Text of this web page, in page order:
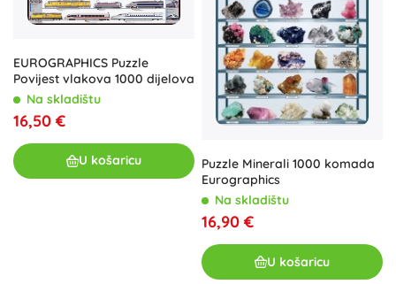
EUROGRAPHICS Puzzle
Povijest vlakova 1000 dijelova
Na skladištu
16,50 €
U košaricu
Puzzle Minerali 1000 komada
Eurographics
Na skladištu
16,90 €
U košaricu